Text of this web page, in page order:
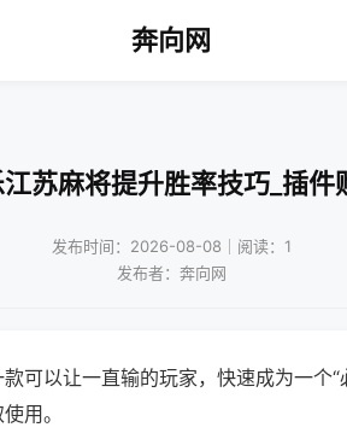
奔向网
苏麻将提升胜率技巧_插件
发布时间：2026-08-08｜阅读：1
发布者：奔向网
可以让一直输的玩家，快速成为一个
用。